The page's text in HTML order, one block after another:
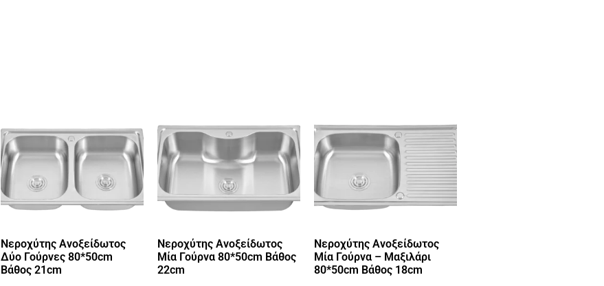
Νεροχύτης Ανοξείδωτος
Δύο Γούρνες 80*50cm
Βάθος 21cm
Νεροχύτης Ανοξείδωτος
Μία Γούρνα 80*50cm Βάθος
22cm
Νεροχύτης Ανοξείδωτος
Μία Γούρνα – Μαξιλάρι
80*50cm Βάθος 18cm